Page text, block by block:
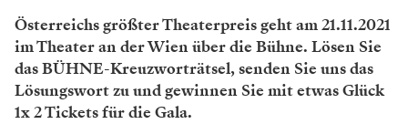
Österreichs größter Theaterpreis geht am 21.11.2021
im Theater an der Wien über die Bühne. Lösen Sie
das BÜHNE-Kreuzworträtsel, senden Sie uns das
Lösungswort zu und gewinnen Sie mit etwas Glück
1x 2 Tickets für die Gala.